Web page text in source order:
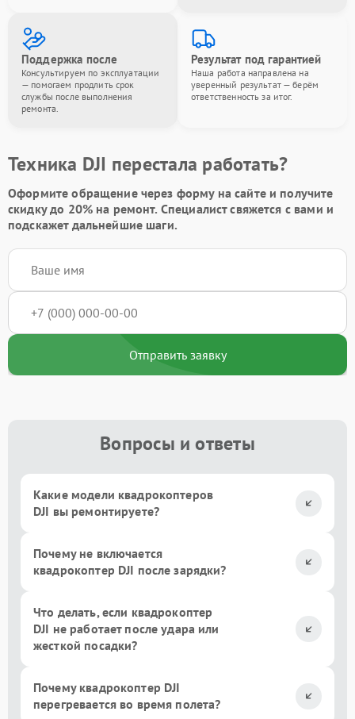
Поддержка после
Консультируем по эксплуатации
— помогаем продлить срок
службы после выполнения
ремонта.
Результат под гарантией
Наша работа направлена на
уверенный результат — берём
ответственность за итог.
Техника DJI перестала работать?
Оформите обращение через форму на сайте и получите
скидку до 20%на ремонт. Специалист свяжется с вами и
подскажет дальнейшие шаги.
Отправить заявку
Вопросы и ответы
Какие модели квадрокоптеров
DJI вы ремонтируете?
Почему не включается
квадрокоптер DJI после зарядки?
Что делать, если квадрокоптер
DJI не работает после удара или
жесткой посадки?
Почему квадрокоптер DJI
перегревается во время полета?